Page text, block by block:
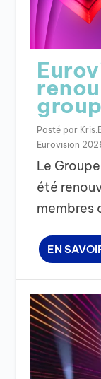
Posté par
Eurovision
Le
été
membres
EN